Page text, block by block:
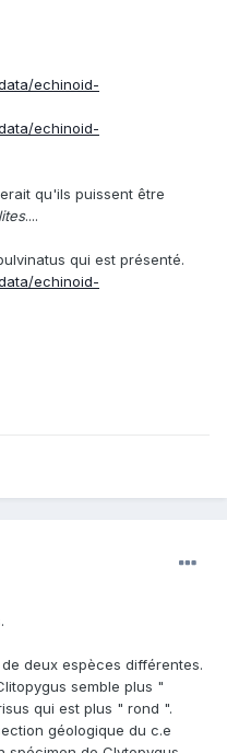
echinoid-
echinoid-
qu'ils puissent être
....
qui est présenté.
echinoid-
deux espèces différentes.
semble plus "
qui est plus " rond ".
géologique du c.e